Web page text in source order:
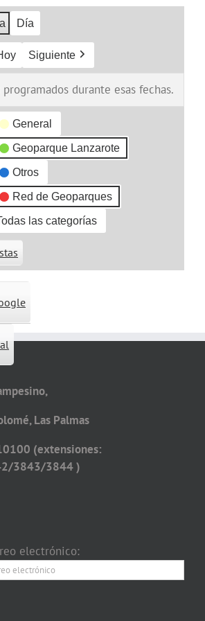
Día
Siguiente
durante esas fechas.
General
Geoparque Lanzarote
Otros
Red de Geoparques
las categorías
Las Palmas
(extensiones:
3843/3844 )
electrónico: